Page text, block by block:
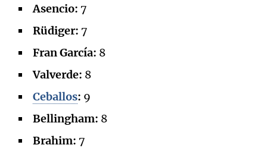
Asencio: 7
Rüdiger: 7
Fran García: 8
Valverde: 8
Ceballos: 9
Bellingham: 8
Brahim: 7